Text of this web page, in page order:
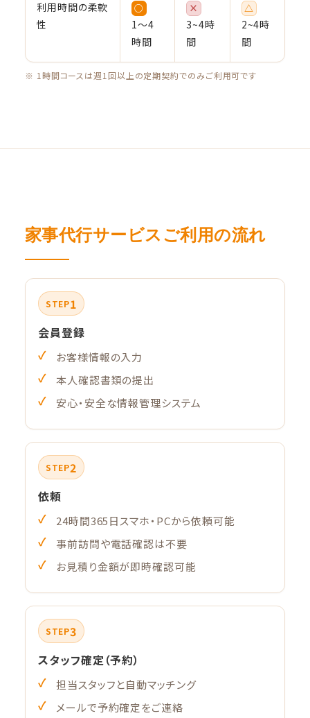
利用時間の柔軟
性
○
1〜4
時間
×
3~4時
間
△
2~4時
間
※ 1時間コースは週1回以上の定期契約でのみご利用可です
家事代行サービスご利用の流れ
STEP1
会員登録
お客様情報の入力
本人確認書類の提出
安心・安全な情報管理システム
STEP2
依頼
24時間365日スマホ・PCから依頼可能
事前訪問や電話確認は不要
お見積り金額が即時確認可能
STEP3
スタッフ確定（予約）
担当スタッフと自動マッチング
メールで予約確定をご連絡